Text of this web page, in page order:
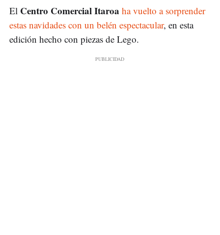
El Centro Comercial Itaroa ha vuelto a sorprender
estas navidades con un belén espectacular, en esta
edición hecho con piezas de Lego.